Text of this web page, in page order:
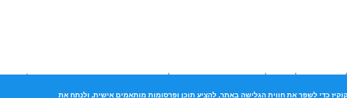
אביב עושה כל מאמץ לכבד זכויות יוצרים. אם בבעלותך זכויות יוצרים בתכנים שנמצאים פה ו/או
לדעתך מפר זכויות
כדי לשפר את חווית הגלישה באתר, להציע תוכן ופרסומות מותאמים אישית, ולנתח את